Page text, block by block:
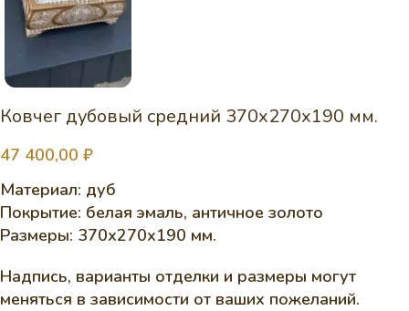
Ковчег дубовый средний 370х270х190 мм.
47 400,00 ₽
Материал: дуб
Покрытие: белая эмаль, античное золото
Размеры: 370х270х190 мм.
Надпись, варианты отделки и размеры могут
меняться в зависимости от ваших пожеланий.